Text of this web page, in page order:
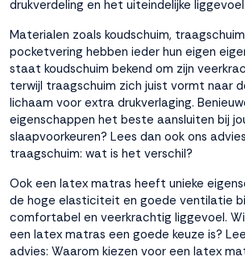
drukverdeling en het uiteindelijke liggevoel.
Materialen zoals koudschuim,
pocketvering hebben ieder hun eigen
staat koudschuim bekend om zijn
terwijl traagschuim zich juist vormt naar
lichaam voor extra drukverlaging.
eigenschappen het beste aansluiten bij
slaapvoorkeuren? Lees dan ook ons
traagschuim: wat is het verschil?
Ook een latex matras heeft unieke
de hoge elasticiteit en goede ventilatie
comfortabel en veerkrachtig liggevoel.
een latex matras een goede keuze is?
advies: Waarom kiezen voor een latex